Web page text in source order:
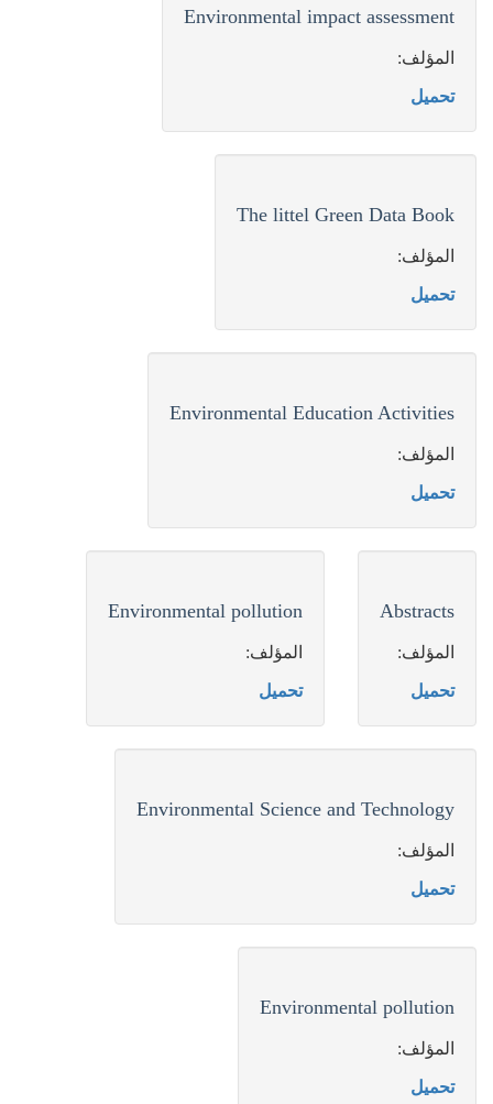
Environmental impact assessment
المؤلف:
تحميل
The littel Green Data Book
المؤلف:
تحميل
Environmental Education Activities
المؤلف:
تحميل
Abstracts
المؤلف:
تحميل
Environmental pollution
المؤلف:
تحميل
Environmental Science and Technology
المؤلف:
تحميل
Environmental pollution
المؤلف:
تحميل